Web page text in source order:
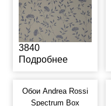
3840
Подробнее
Обои Andrea Rossi
Spectrum Box